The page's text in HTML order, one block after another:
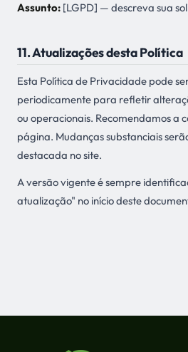
Assunto: [LGPD] — descreva sua
11. Atualizações desta Política
Esta Política de Privacidade pode
periodicamente para refletir
ou operacionais. Recomendamos a
página. Mudanças substanciais
destacada no site.
A versão vigente é sempre
atualização" no início deste